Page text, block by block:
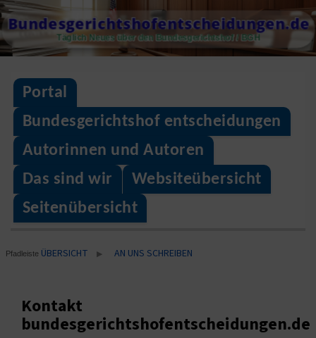
Skip
to
content
Bundesgerichtshofentscheidungen.de
Täglich Neues über den Bundesgerichtshof / BGH
Portal
Bundesgerichtshof entscheidungen
Autorinnen und Autoren
Das sind wir
Websiteübersicht
Seitenübersicht
Pfadleiste ÜBERSICHT ▶ AN UNS SCHREIBEN
Kontakt
bundesgerichtshofentscheidungen.de